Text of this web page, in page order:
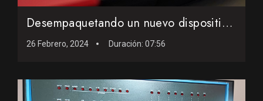
Desempaquetando un nuevo dispositivo para la informática cl...
26 Febrero, 2024 Duración: 07:56